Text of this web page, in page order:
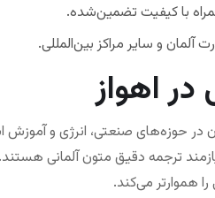
با کیفیت تضمین‌شده.
آلمان و سایر مراکز بین‌المللی.
در اهواز
در حوزه‌های صنعتی، انرژی و
ترجمه دقیق متون آلمانی
هموارتر می‌کند.